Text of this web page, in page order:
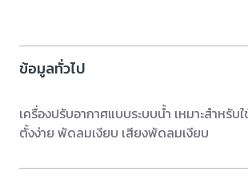
ข้อมูลทั่วไป
เครื่องปรับอากาศแบบระบบน้ำ เหมาะสำหรั
ตั้งง่าย พัดลมเงียบ เสียงพัดลมเงียบ